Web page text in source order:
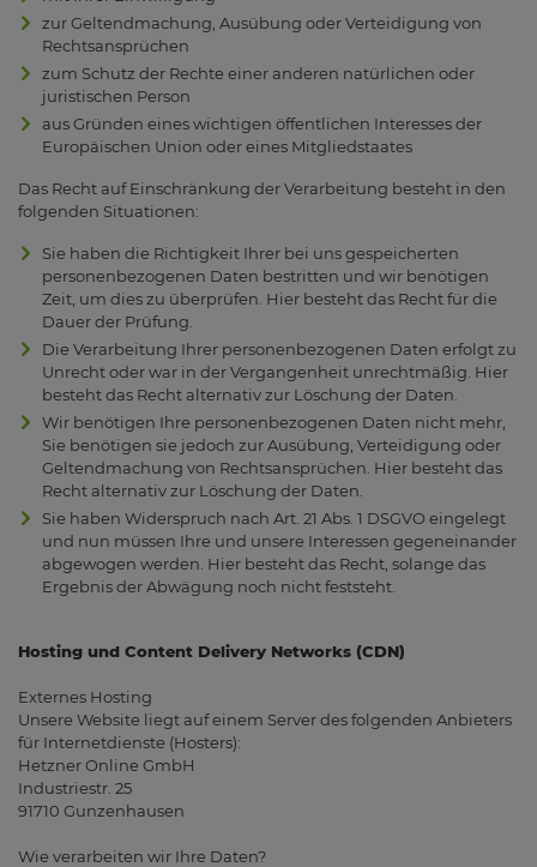
zur Geltendmachung, Ausübung oder Verteidigung von
Rechtsansprüchen
zum Schutz der Rechte einer anderen natürlichen oder
juristischen Person
aus Gründen eines wichtigen öffentlichen Interesses der
Europäischen Union oder eines Mitgliedstaates
Das Recht auf Einschränkung der Verarbeitung besteht in den
folgenden Situationen:
Sie haben die Richtigkeit Ihrer bei uns gespeicherten
personenbezogenen Daten bestritten und wir benötigen
Zeit, um dies zu überprüfen. Hier besteht das Recht für die
Dauer der Prüfung.
Die Verarbeitung Ihrer personenbezogenen Daten erfolgt zu
Unrecht oder war in der Vergangenheit unrechtmäßig. Hier
besteht das Recht alternativ zur Löschung der Daten.
Wir benötigen Ihre personenbezogenen Daten nicht mehr,
Sie benötigen sie jedoch zur Ausübung, Verteidigung oder
Geltendmachung von Rechtsansprüchen. Hier besteht das
Recht alternativ zur Löschung der Daten.
Sie haben Widerspruch nach Art. 21 Abs. 1 DSGVO eingelegt
und nun müssen Ihre und unsere Interessen gegeneinander
abgewogen werden. Hier besteht das Recht, solange das
Ergebnis der Abwägung noch nicht feststeht.
Hosting und Content Delivery Networks (CDN)
Externes Hosting
Unsere Website liegt auf einem Server des folgenden Anbieters
für Internetdienste (Hosters):
Hetzner Online GmbH
Industriestr. 25
91710 Gunzenhausen
Wie verarbeiten wir Ihre Daten?